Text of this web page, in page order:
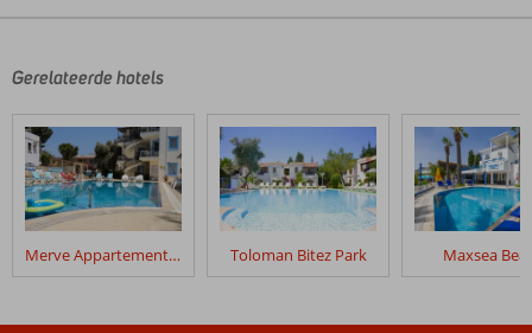
door
klanten
geschreven
na
hun
verblijf
Villa
Gerelateerde hotels
Merve Appartementen Toloman Bitez Park Maxsea